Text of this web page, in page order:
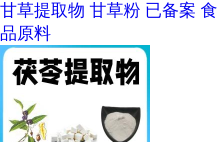
甘草提取物 甘草粉 已备案 食
品原料